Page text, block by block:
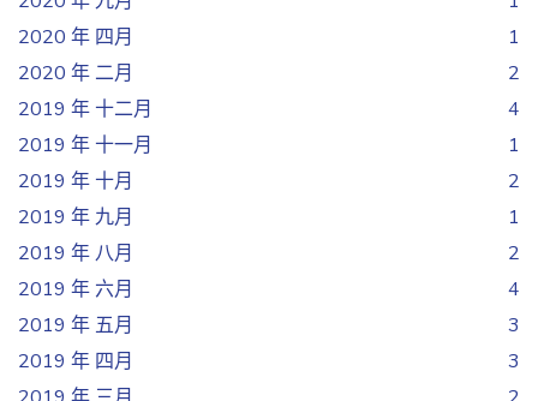
2020 年 四月
1
2020 年 二月
2
2019 年 十二月
4
2019 年 十一月
1
2019 年 十月
2
2019 年 九月
1
2019 年 八月
2
2019 年 六月
4
2019 年 五月
3
2019 年 四月
3